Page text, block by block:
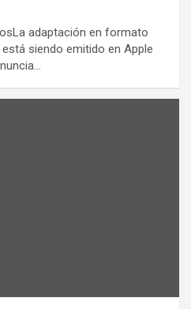
adaptación en formato
siendo emitido en Apple